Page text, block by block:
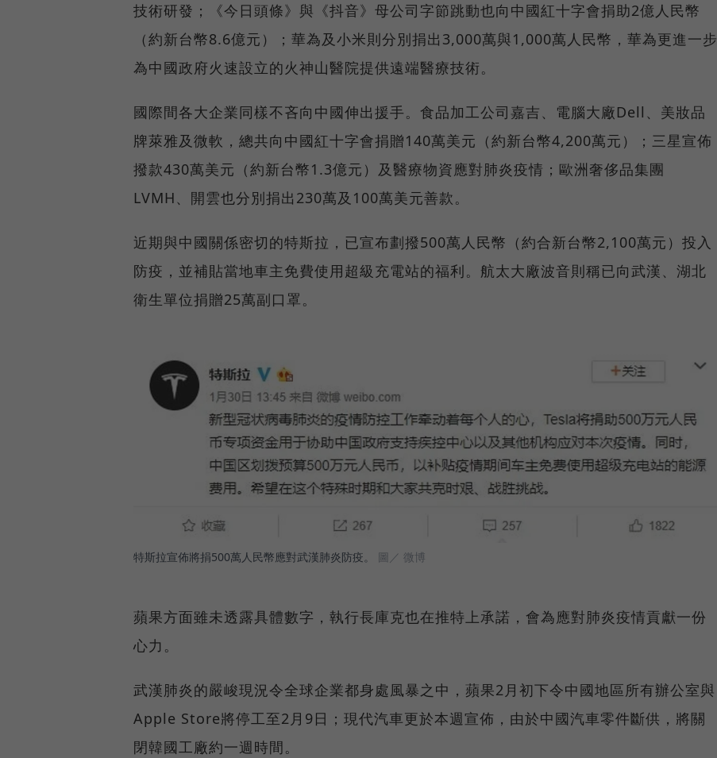
技術研發；《今日頭條》與《抖音》母公司字節跳動也向中國紅十字會捐助2億人民幣
（約新台幣8.6億元）；華為及小米則分別捐出3,000萬與1,000萬人民幣，華為更進一步
為中國政府火速設立的火神山醫院提供遠端醫療技術。
國際間各大企業同樣不吝向中國伸出援手。食品加工公司嘉吉、電腦大廠Dell、美妝品
牌萊雅及微軟，總共向中國紅十字會捐贈140萬美元（約新台幣4,200萬元）；三星宣佈
撥款430萬美元（約新台幣1.3億元）及醫療物資應對肺炎疫情；歐洲奢侈品集團
LVMH、開雲也分別捐出230萬及100萬美元善款。
近期與中國關係密切的特斯拉，已宣布劃撥500萬人民幣（約合新台幣2,100萬元）投入
防疫，並補貼當地車主免費使用超級充電站的福利。航太大廠波音則稱已向武漢、湖北
衛生單位捐贈25萬副口罩。
特斯拉宣佈將捐500萬人民幣應對武漢肺炎防疫。 圖／ 微博
蘋果方面雖未透露具體數字，執行長庫克也在推特上承諾，會為應對肺炎疫情貢獻一份
心力。
武漢肺炎的嚴峻現況令全球企業都身處風暴之中，蘋果2月初下令中國地區所有辦公室與
Apple Store將停工至2月9日；現代汽車更於本週宣佈，由於中國汽車零件斷供，將關
閉韓國工廠約一週時間。